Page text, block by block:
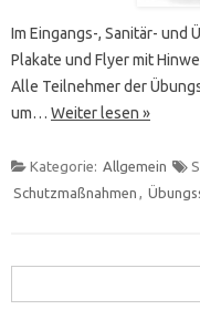
Im Eingangs-, Sanitär-
Plakate und Flyer mit
Alle Teilnehmer der
um… Weiter lesen »
Kategorie: Allgemein
Schutzmaßnahmen ,
nach: